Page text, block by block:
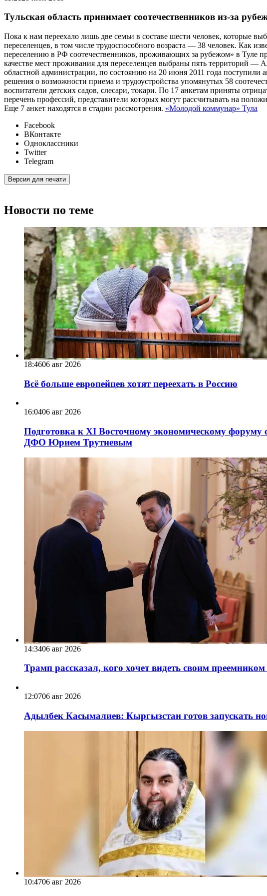
Тульская область принимает соотечественников из-за
Пока к нам переехало лишь две семьи в составе шести человек, которые
переселенцев, в том числе трудоспособного возраста — 38 человек. Как
переселению в РФ соотечественников, проживающих за рубежом» в Туле
качестве мест проживания для переселенцев выбраны пять территорий
областной администрации, по состоянию на 20 июня 2011 года
решения о возможности приема и трудоустройства упомянутых 58
воспитатели детских садов, слесари, токари. По 17 анкетам приняты
перечень профессий, представители которых могут рассчитывать на
Еще 7 анкет находятся в стадии рассмотрения. «Молодой коммунар» Тула
Facebook
ВКонтакте
Одноклассники
Twitter
Telegram
Версия для печати
Новости по теме
18:4606 авг 2026
Всё больше европейцев хотят переехать в Россию
16:0406 авг 2026
Подготовка к XI Восточному экономическому форуму
ДФО Юрием Трутневым
14:3406 авг 2026
Трамп рассказал, кого хочет видеть своим
12:0706 авг 2026
Адылбек Касымалиев: Кыргызстан готов запускать
10:4706 авг 2026